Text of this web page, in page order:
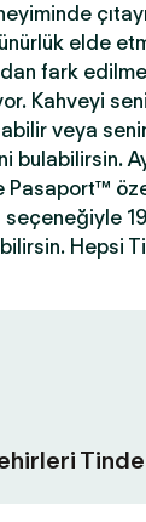
elde
fark
Kahveyi
veya
bulabilirsin.
Pasaport™
Hepsi